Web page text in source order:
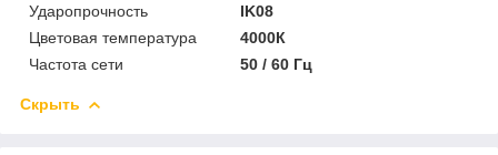
Ударопрочность
IK08
Цветовая температура
4000К
Частота сети
50 / 60 Гц
Скрыть